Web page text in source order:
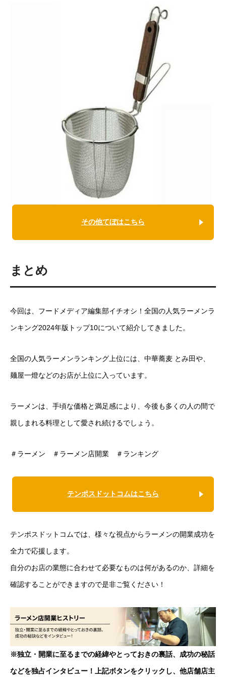
その他てぼはこちら
まとめ
今回は、フードメディア編集部イチオシ！全国の人気ラーメンラ
ンキング2024年版トップ10について紹介してきました。
全国の人気ラーメンランキング上位には、中華蕎麦 とみ田や、
麺屋一燈などのお店が上位に入っています。
ラーメンは、手頃な価格と満足感により、今後も多くの人の間で
親しまれる料理として愛され続けるでしょう。
＃ラーメン ＃ラーメン店開業 ＃ランキング
テンポスドットコムはこちら
テンポスドットコムでは、様々な視点からラーメンの開業成功を
全力で応援します。
自分のお店の業態に合わせて必要なものは何があるのか、詳細を
確認することができますので是非ご覧ください！
※独立・開業に至るまでの経緯やとっておきの裏話、成功の秘話
などを独占インタビュー！上記ボタンをクリックし、他店舗店主